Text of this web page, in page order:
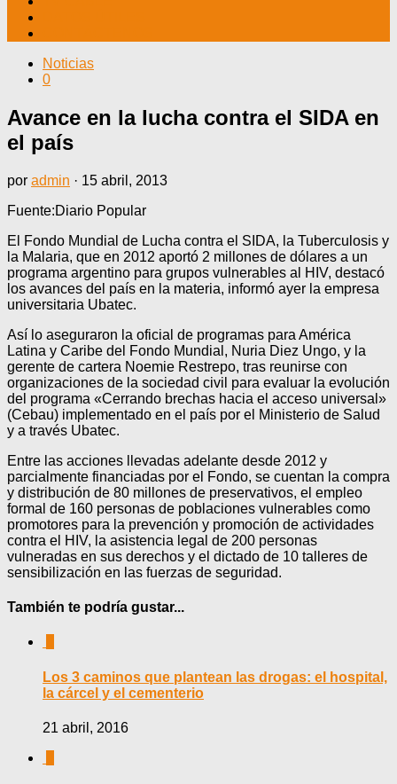
Noticias
0
Avance en la lucha contra el SIDA en
el país
por admin · 15 abril, 2013
Fuente:Diario Popular
El Fondo Mundial de Lucha contra el SIDA, la Tuberculosis y
la Malaria, que en 2012 aportó 2 millones de dólares a un
programa argentino para grupos vulnerables al HIV, destacó
los avances del país en la materia, informó ayer la empresa
universitaria Ubatec.
Así lo aseguraron la oficial de programas para América
Latina y Caribe del Fondo Mundial, Nuria Diez Ungo, y la
gerente de cartera Noemie Restrepo, tras reunirse con
organizaciones de la sociedad civil para evaluar la evolución
del programa «Cerrando brechas hacia el acceso universal»
(Cebau) implementado en el país por el Ministerio de Salud
y a través Ubatec.
Entre las acciones llevadas adelante desde 2012 y
parcialmente financiadas por el Fondo, se cuentan la compra
y distribución de 80 millones de preservativos, el empleo
formal de 160 personas de poblaciones vulnerables como
promotores para la prevención y promoción de actividades
contra el HIV, la asistencia legal de 200 personas
vulneradas en sus derechos y el dictado de 10 talleres de
sensibilización en las fuerzas de seguridad.
También te podría gustar...
Los 3 caminos que plantean las drogas: el hospital,
la cárcel y el cementerio
21 abril, 2016